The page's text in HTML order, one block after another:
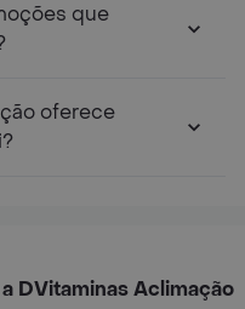
que
oferece
DVitaminas Aclimação